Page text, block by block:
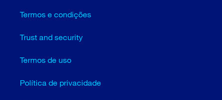
Termos e condições
Trust and security
Termos de uso
Política de privacidade